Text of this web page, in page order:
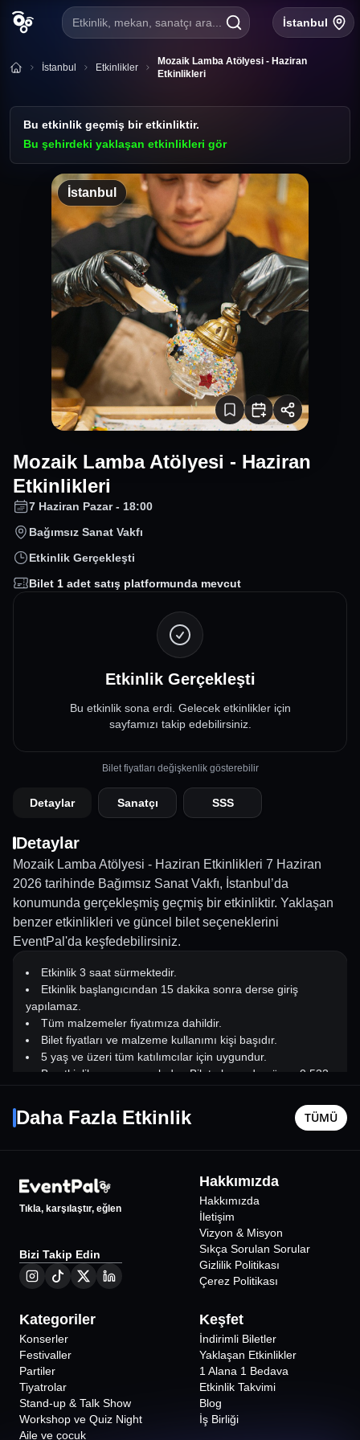
Etkinlik, mekan, sanatçı ara... İstanbul
İstanbul Etkinlikler
Mozaik Lamba Atölyesi - Haziran
Etkinlikleri
Bu etkinlik geçmiş bir etkinliktir.
Bu şehirdeki yaklaşan etkinlikleri gör
İstanbul
Mozaik Lamba Atölyesi - Haziran
Etkinlikleri
7 Haziran Pazar - 18:00
Bağımsız Sanat Vakfı
Etkinlik Gerçekleşti
Bilet 1 adet satış platformunda mevcut
Etkinlik Gerçekleşti
Bu etkinlik sona erdi. Gelecek etkinlikler için
sayfamızı takip edebilirsiniz.
Bilet fiyatları değişkenlik gösterebilir
Detaylar Sanatçı SSS
Detaylar
Mozaik Lamba Atölyesi - Haziran Etkinlikleri 7 Haziran
2026 tarihinde Bağımsız Sanat Vakfı, İstanbul’da
konumunda gerçekleşmiş geçmiş bir etkinliktir. Yaklaşan
benzer etkinlikleri ve güncel bilet seçeneklerini
EventPal'da keşfedebilirsiniz.
Etkinlik 3 saat sürmektedir.
Etkinlik başlangıcından 15 dakika sonra derse giriş
yapılamaz.
Tüm malzemeler fiyatımıza dahildir.
Bilet fiyatları ve malzeme kullanımı kişi başıdır.
5 yaş ve üzeri tüm katılımcılar için uygundur.
Bu etkinlik rezervasyonludur. Bilet alınmadan önce 0 533
Daha Fazla Etkinlik TÜMÜ
İstanbul
Harbiye Cemil Topuzlu Açıkhava Tiyatrosu
2 Ekim
İstanbul
Tıkla, karşılaştır, eğlen
Bizi Takip Edin
Hakkımızda
Hakkımızda
İletişim
Vizyon & Misyon
Sıkça Sorulan Sorular
Gizlilik Politikası
Çerez Politikası
Kategoriler
Konserler
Festivaller
Partiler
Tiyatrolar
Stand-up & Talk Show
Workshop ve Quiz Night
Aile ve çocuk
Keşfet
İndirimli Biletler
Yaklaşan Etkinlikler
1 Alana 1 Bedava
Etkinlik Takvimi
Blog
İş Birliği